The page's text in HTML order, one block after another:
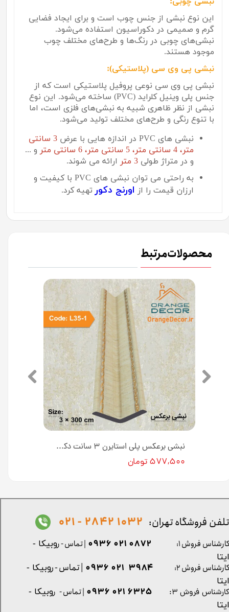
این نوع نبشی از جنس چوب است و برای ایجاد فضایی
گرم و صمیمی در دکوراسیون استفاده می‌شود.
نبشی‌های چوبی در رنگ‌ها و طرح‌های مختلف چوب
موجود هستند.
نبشی پی وی سی (پلاستیکی):
نبشی پی وی سی نوعی پروفیل پلاستیکی است که از
جنس پلی وینیل کلراید (PVC) ساخته می‌شود. این نوع
نبشی از نظر ظاهری شبیه به نبشی‌های فلزی است، اما
با تنوع رنگی و طرح‌های مختلف تولید می‌شود.
نبشی های PVC در اندازه هایی با عرض
3 سانتی
متر، 4 سانتی متر، 5 سانتی متر، 6 سانتی متر
و ...
و در متراژ طولی 3 متر
ارائه می شوند.
به راحتی می توان نبشی های PVC با کیفیت و
ارزان قیمت را از اورنج دکور تهیه کرد.
محصولات مرتبط
نبشی برعکس پلی استایرن ۳ سانت دکوراتیو کد L35-1 طول ۳ متر [انبار تهران]
۵۷۷,۵۰۰ تومان
کارشناس فروش ۳: ۶۳۲۵ ۰۲۱ ۰۹۳۶ | تماس - روبیکا -
ایتا
تلفن فروشگاه تهران: 1032 2842 - 021
کارشناس فروش ۱: 0872 021 0936 | تماس - روبیکا -
ایتا
کارشناس فروش ۲:
۳۹۸۴ ۰۲۱ ۰۹۳۶ | تماس - روبیکا -
ایتا